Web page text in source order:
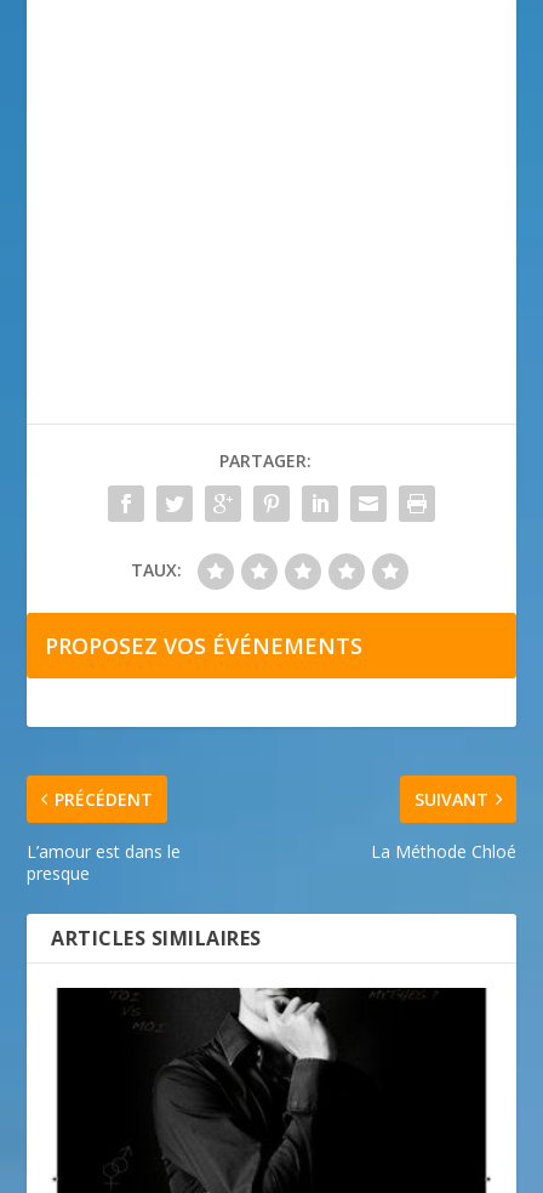
PARTAGER:
TAUX:
PROPOSEZ VOS ÉVÉNEMENTS
PRÉCÉDENT
L’amour est dans le
presque
SUIVANT
La Méthode Chloé
ARTICLES SIMILAIRES